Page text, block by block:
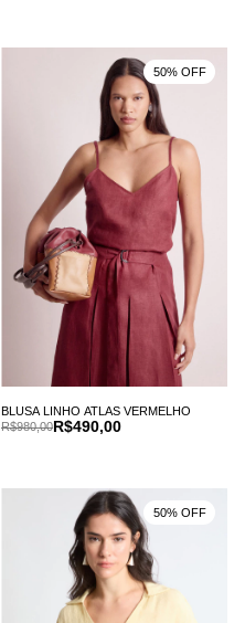
BLUSA LINHO ATLAS VERMELHO
R$490,00
R$980,00
50% OFF
50% OFF